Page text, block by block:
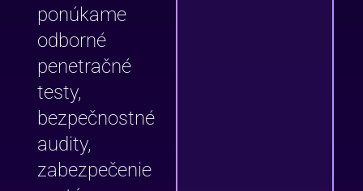
ponúkame
odborné
penetračné
testy,
bezpečnostné
audity,
zabezpečenie